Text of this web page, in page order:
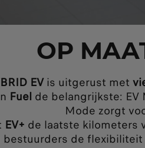
OP
EVis uitgerust met
Fuel de belangrijkste:
Mode zorgt
EV+ de laatste kilometers
bestuurders de